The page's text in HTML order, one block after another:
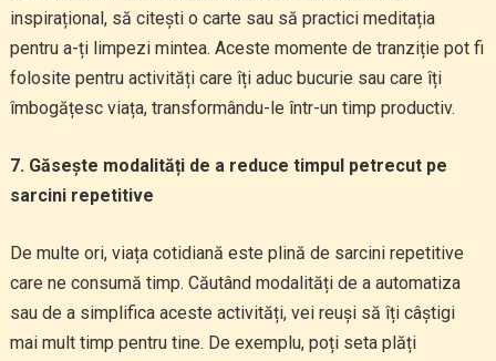
inspirațional, să citești o carte sau să practici meditația
pentru a-ți limpezi mintea. Aceste momente de tranziție pot fi
folosite pentru activități care îți aduc bucurie sau care îți
îmbogățesc viața, transformându-le într-un timp productiv.
7. Găsește modalități de a reduce timpul petrecut pe
sarcini repetitive
De multe ori, viața cotidiană este plină de sarcini repetitive
care ne consumă timp. Căutând modalități de a automatiza
sau de a simplifica aceste activități, vei reuși să îți câștigi
mai mult timp pentru tine. De exemplu, poți seta plăți